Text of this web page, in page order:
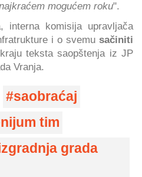
mogućem roku".
interna komisija upravljača
i o svemu sačiniti
teksta saopštenja iz JP
Vranja.
saobraćaj
tim
grada